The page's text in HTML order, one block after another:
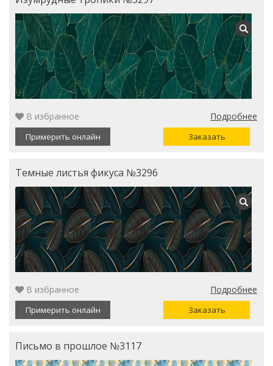
В избранное Подробнее
Примерить онлайн Заказать
Темные листья фикуса №3296
В избранное Подробнее
Примерить онлайн Заказать
Письмо в прошлое №3117